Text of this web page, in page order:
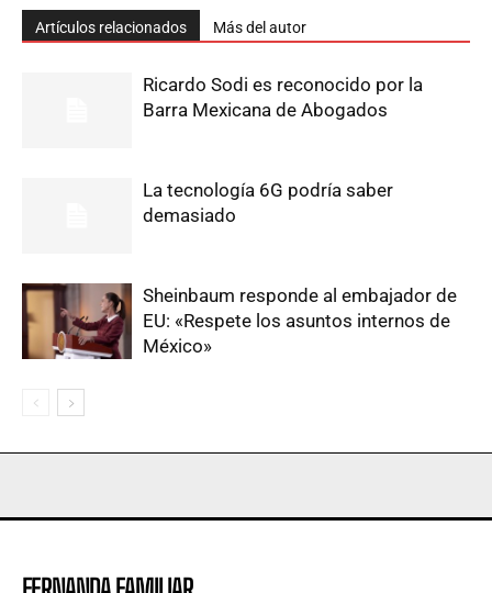
Artículos relacionados Más del autor
Ricardo Sodi es reconocido por la
Barra Mexicana de Abogados
La tecnología 6G podría saber
demasiado
Sheinbaum responde al embajador de
EU: «Respete los asuntos internos de
México»